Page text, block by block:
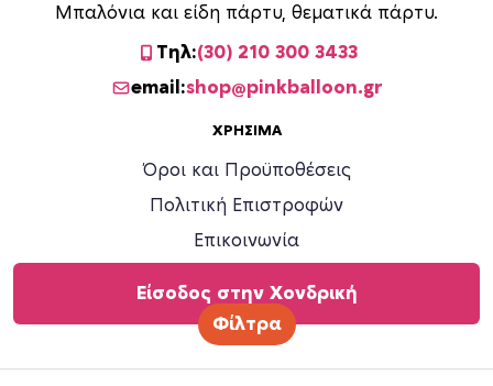
Φίλτρα
Μπαλόνια και είδη πάρτυ, θεματικά πάρτυ.
Τηλ:(30) 210 300 3433
email:shop@pinkballoon.gr
ΧΡΉΣΙΜΑ
Όροι και Προϋποθέσεις
Πολιτική Επιστροφών
Επικοινωνία
Είσοδος στην Χονδρική